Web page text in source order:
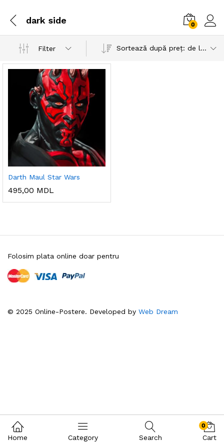
dark side 0
Filter Sortează după preț: de la mic la mare
Darth Maul Star Wars
495,00 MDL
© 2025 Online-Postere. Developed by Web Dream
Folosim plata online doar pentru
Home Category Search
0
Cart